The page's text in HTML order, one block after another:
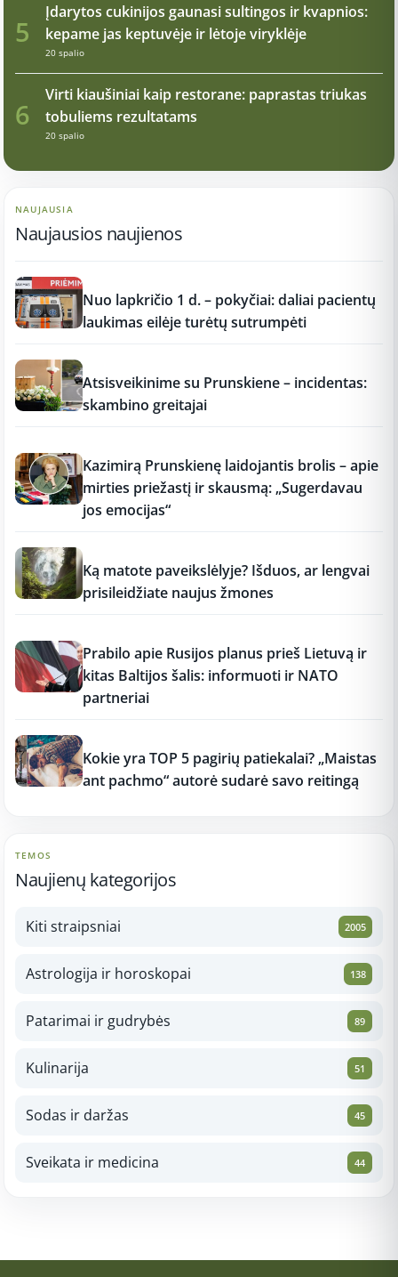
5
Įdarytos cukinijos gaunasi sultingos ir kvapnios:
kepame jas keptuvėje ir lėtoje viryklėje
20 spalio
6
Virti kiaušiniai kaip restorane: paprastas triukas
tobuliems rezultatams
20 spalio
NAUJAUSIA
Naujausios naujienos
Nuo lapkričio 1 d. – pokyčiai: daliai pacientų
laukimas eilėje turėtų sutrumpėti
Atsisveikinime su Prunskiene – incidentas:
skambino greitajai
Kazimirą Prunskienę laidojantis brolis – apie
mirties priežastį ir skausmą: „Sugerdavau
jos emocijas“
Ką matote paveikslėlyje? Išduos, ar lengvai
prisileidžiate naujus žmones
Prabilo apie Rusijos planus prieš Lietuvą ir
kitas Baltijos šalis: informuoti ir NATO
partneriai
Kokie yra TOP 5 pagirių patiekalai? „Maistas
ant pachmo“ autorė sudarė savo reitingą
TEMOS
Naujienų kategorijos
Kiti straipsniai 2005
Astrologija ir horoskopai 138
Patarimai ir gudrybės 89
Kulinarija 51
Sodas ir daržas 45
Sveikata ir medicina 44